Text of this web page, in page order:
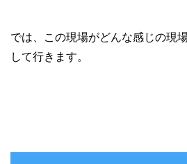
では、この現場がどんな感じの現
して行きます。